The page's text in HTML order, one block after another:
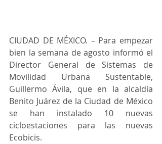
CIUDAD DE MÉXICO. – Para empezar
bien la semana de agosto informó el
Director General de Sistemas de
Movilidad Urbana Sustentable,
Guillermo Ávila, que en la alcaldía
Benito Juárez de la Ciudad de México
se han instalado 10 nuevas
cicloestaciones para las nuevas
Ecobicis.